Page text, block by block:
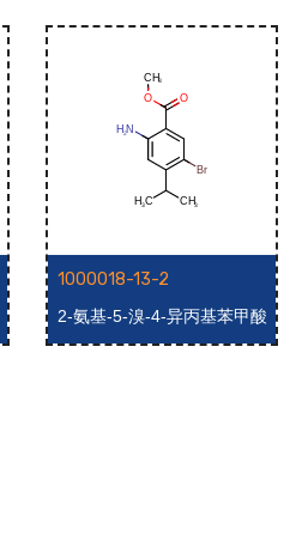
1000018-13-2
2-氨基-5-溴-4-异丙基苯甲酸
甲酯